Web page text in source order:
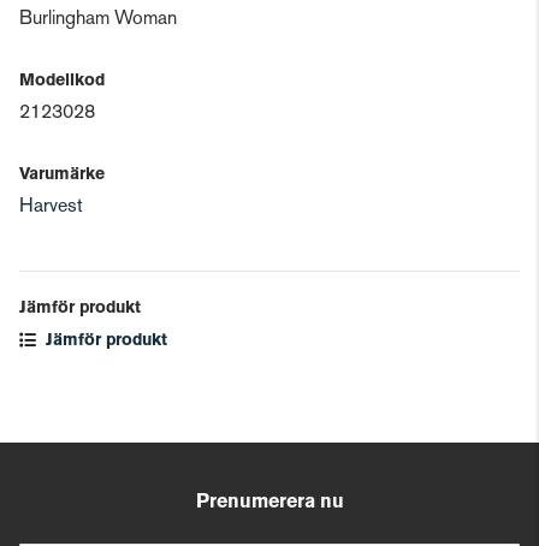
Burlingham Woman
Modellkod
2123028
Varumärke
Harvest
Jämför produkt
Jämför produkt
Prenumerera nu